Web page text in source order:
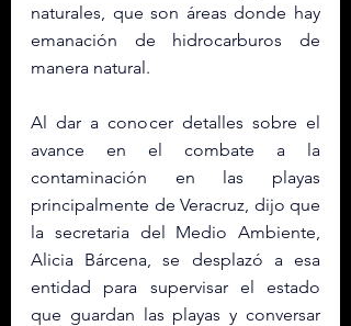
naturales, que son áreas donde hay
emanación de hidrocarburos de
manera natural.
Al dar a conocer detalles sobre el
avance en el combate a la
contaminación en las playas
principalmente de Veracruz, dijo que
la secretaria del Medio Ambiente,
Alicia Bárcena, se desplazó a esa
entidad para supervisar el estado
que guardan las playas y conversar